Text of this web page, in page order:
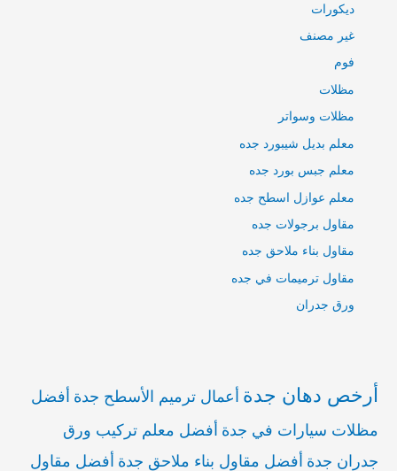
ديكورات
غير مصنف
فوم
مظلات
مظلات وسواتر
معلم بديل شيبورد جده
معلم جبس بورد جده
معلم عوازل اسطح جده
مقاول برجولات جده
مقاول بناء ملاحق جده
مقاول ترميمات في جده
ورق جدران
أرخص دهان جدة أعمال ترميم الأسطح جدة أفضل
مظلات سيارات في جدة أفضل معلم تركيب ورق
جدران جدة أفضل مقاول بناء ملاحق جدة أفضل مقاول